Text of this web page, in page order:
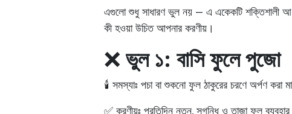
এগুলো শুধু সাধারণ ভুল নয় — এ একেকটি শক্তিশালী
কী হওয়া উচিত আপনার করণীয়।
❌ভুল ১: বাসি ফুলে পুজো
🕯️ সমস্যাঃ পচা বা শুকনো ফুল ঠাকুরের চরণে অর্পণ করা
✅ করণীয়ঃ প্রতিদিন নতুন, সুগন্ধি ও তাজা ফুল
আমাদের সাথে যোগাযোগ করুন: আমাদের অফিস সোমবার - শুক্রবার